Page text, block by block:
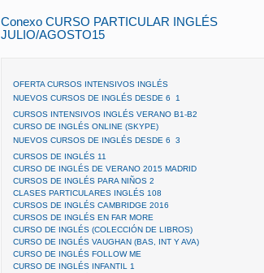
Conexo CURSO PARTICULAR INGLÉS
JULIO/AGOSTO15
OFERTA CURSOS INTENSIVOS INGLÉS
NUEVOS CURSOS DE INGLÉS DESDE 6  1
CURSOS INTENSIVOS INGLÉS VERANO B1-B2
CURSO DE INGLÉS ONLINE (SKYPE)
NUEVOS CURSOS DE INGLÉS DESDE 6  3
CURSOS DE INGLÉS 11
CURSO DE INGLÉS DE VERANO 2015 MADRID
CURSOS DE INGLÉS PARA NIÑOS 2
CLASES PARTICULARES INGLÉS 108
CURSOS DE INGLÉS CAMBRIDGE 2016
CURSOS DE INGLÉS EN FAR MORE
CURSO DE INGLÉS (COLECCIÓN DE LIBROS)
CURSO DE INGLÉS VAUGHAN (BAS, INT Y AVA)
CURSO DE INGLÉS FOLLOW ME
CURSO DE INGLÉS INFANTIL 1